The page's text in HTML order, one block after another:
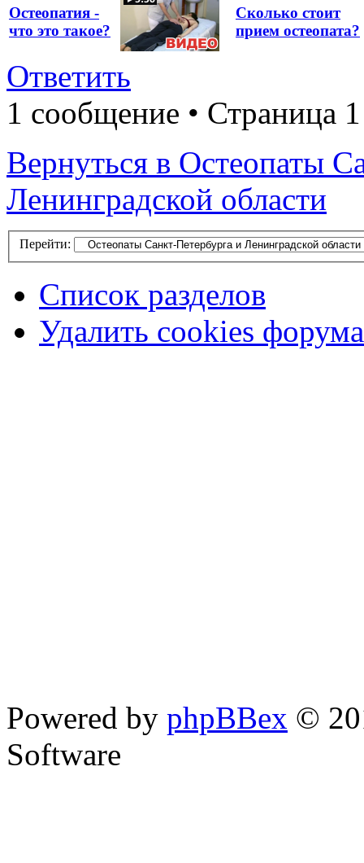
Остеопатия -
что это такое?
Сколько стоит
прием остеопата?
Ответить
1 сообщение • Страница
Вернуться в Остеопаты
Ленинградской области
Перейти:
Список разделов
Удалить cookies форума
Powered by phpBBex ©
Software